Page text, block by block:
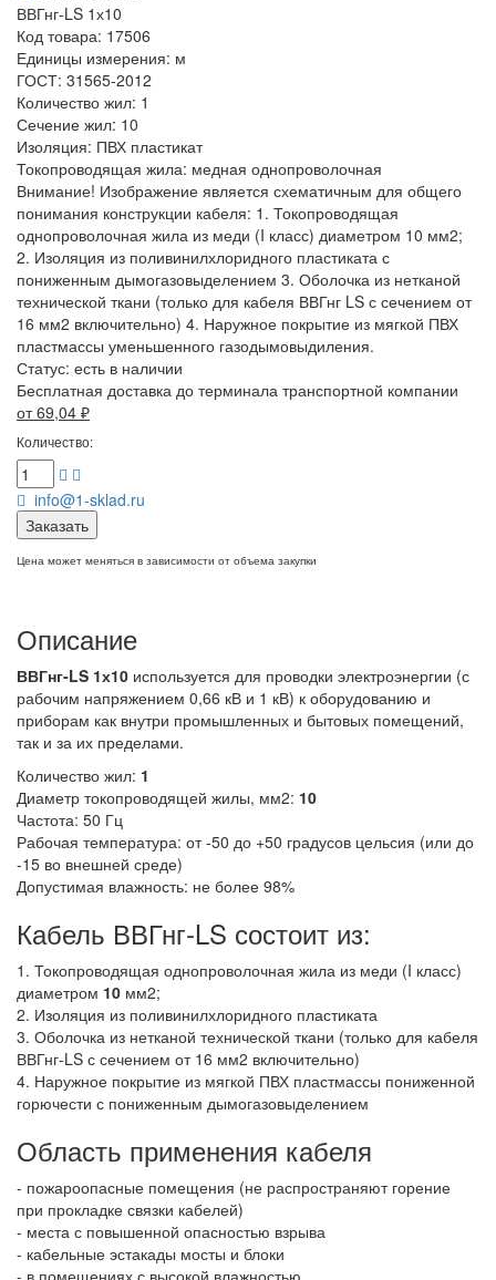
ВВГнг-LS 1х10
Код товара: 17506
Единицы измерения: м
ГОСТ: 31565-2012
Количество жил: 1
Сечение жил: 10
Изоляция: ПВХ пластикат
Токопроводящая жила: медная однопроволочная
Внимание! Изображение является схематичным для общего
понимания конструкции кабеля: 1. Токопроводящая
однопроволочная жила из меди (I класс) диаметром 10 мм2;
2. Изоляция из поливинилхлоридного пластиката с
пониженным дымогазовыделением 3. Оболочка из нетканой
технической ткани (только для кабеля ВВГнг LS с сечением от
16 мм2 включительно) 4. Наружное покрытие из мягкой ПВХ
пластмассы уменьшенного газодымовыдиления.
Статус: есть в наличии
Бесплатная доставка до терминала транспортной компании
от 69,04 ₽
Количество:
info@1-sklad.ru
Заказать
Цена может меняться в зависимости от объема закупки
Описание
ВВГнг-LS 1х10 используется для проводки электроэнергии (с
рабочим напряжением 0,66 кВ и 1 кВ) к оборудованию и
приборам как внутри промышленных и бытовых помещений,
так и за их пределами.
Количество жил: 1
Диаметр токопроводящей жилы, мм2: 10
Частота: 50 Гц
Рабочая температура: от -50 до +50 градусов цельсия (или до
-15 во внешней среде)
Допустимая влажность: не более 98%
Кабель ВВГнг-LS состоит из:
1. Токопроводящая однопроволочная жила из меди (I класс)
диаметром 10 мм2;
2. Изоляция из поливинилхлоридного пластиката
3. Оболочка из нетканой технической ткани (только для кабеля
ВВГнг-LS с сечением от 16 мм2 включительно)
4. Наружное покрытие из мягкой ПВХ пластмассы пониженной
горючести с пониженным дымогазовыделением
Область применения кабеля
- пожароопасные помещения (не распространяют горение
при прокладке связки кабелей)
- места с повышенной опасностью взрыва
- кабельные эстакады мосты и блоки
- в помещениях с высокой влажностью